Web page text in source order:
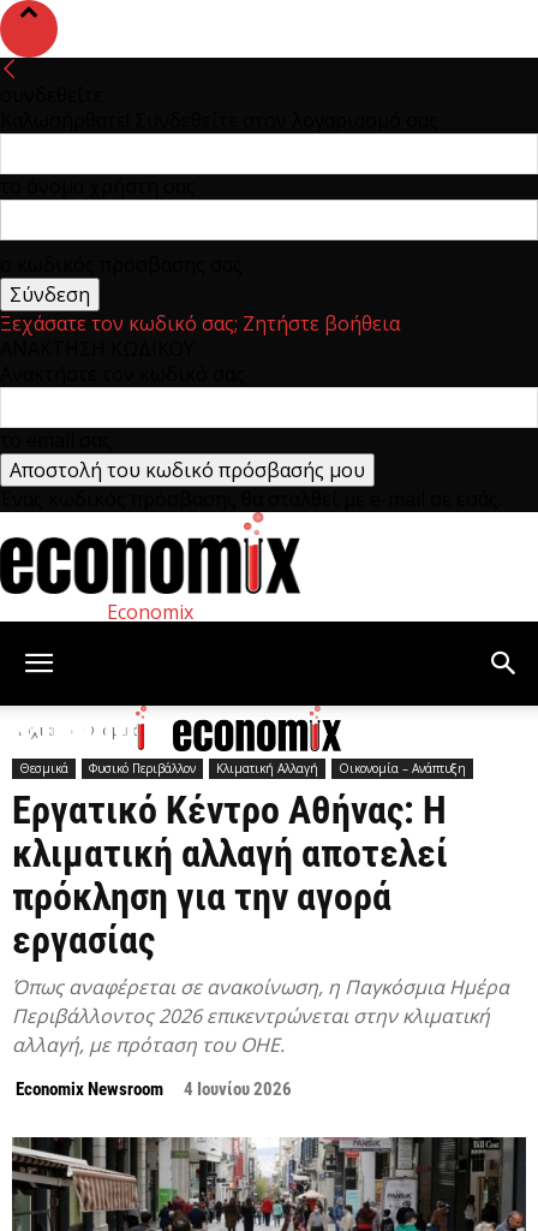
Ξεχάσατε τον κωδικό σας; Ζητήστε βοήθεια
Economix
Αρχική Θεσμικά
Θεσμικά Φυσικό Περιβάλλον Κλιματική Αλλαγή Οικονομία – Ανάπτυξη
Εργατικό Κέντρο Αθήνας: Η
κλιματική αλλαγή αποτελεί
πρόκληση για την αγορά
εργασίας
Όπως αναφέρεται σε ανακοίνωση, η Παγκόσμια Ημέρα
Περιβάλλοντος 2026 επικεντρώνεται στην κλιματική
αλλαγή, με πρόταση του ΟΗΕ.
Economix Newsroom 4 Ιουνίου 2026